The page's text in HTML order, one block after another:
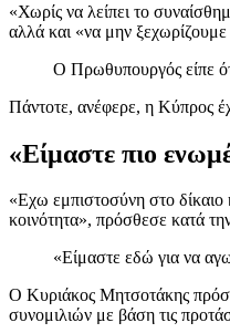
«Χωρίς να λείπει το
αλλά και «να μην ξεχωρίζουμε
Ο Πρωθυπουργός είπε
Πάντοτε, ανέφερε, η Κύπρος
«Είμαστε πιο
«Εχω εμπιστοσύνη στο δίκαιο
κοινότητα», πρόσθεσε κατά
«Είμαστε εδώ για να
Ο Κυριάκος Μητσοτάκης
συνομιλιών με βάση τις